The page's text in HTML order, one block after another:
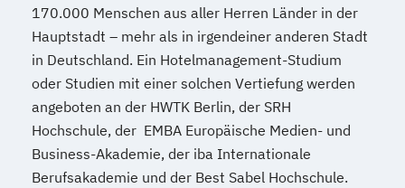
170.000 Menschen aus aller Herren Länder in der
Hauptstadt – mehr als in irgendeiner anderen Stadt
in Deutschland. Ein Hotelmanagement-Studium
oder Studien mit einer solchen Vertiefung werden
angeboten an der HWTK Berlin, der SRH
Hochschule, der EMBA Europäische Medien- und
Business-Akademie, der iba Internationale
Berufsakademie und der Best Sabel Hochschule.